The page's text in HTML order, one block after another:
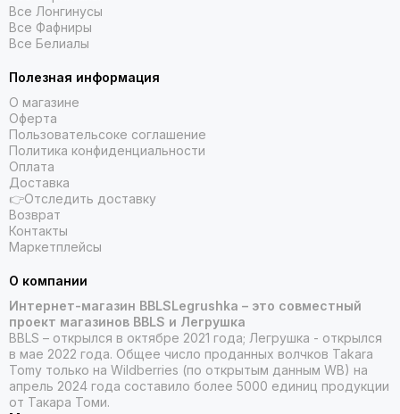
Все Лонгинусы
Все Фафниры
Все Белиалы
Полезная информация
О магазине
Оферта
Пользовательсоке соглашение
Политика конфиденциальности
Оплата
Доставка
👉Отследить доставку
Возврат
Контакты
Маркетплейсы
О компании
Интернет-магазин BBLSLegrushka – это совместный
проект магазинов BBLS и Легрушка
BBLS – открылся в октябре 2021 года; Легрушка - открылся
в мае 2022 года. Общее число проданных волчков Takara
Tomy только на Wildberries (по открытым данным WB) на
апрель 2024 года составило более 5000 единиц продукции
от Такара Томи.